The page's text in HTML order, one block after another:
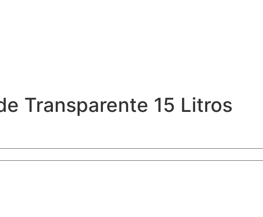
Transparente 15 Litros